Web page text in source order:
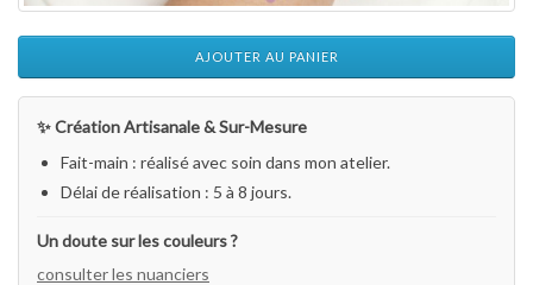
AJOUTER AU PANIER
✨ Création Artisanale & Sur-Mesure
Fait-main : réalisé avec soin dans mon atelier.
Délai de réalisation : 5 à 8 jours.
Un doute sur les couleurs ?
consulter les nuanciers